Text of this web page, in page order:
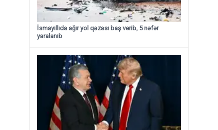
İsmayıllıda ağır yol qəzası baş verib, 5 nəfər
yaralanıb